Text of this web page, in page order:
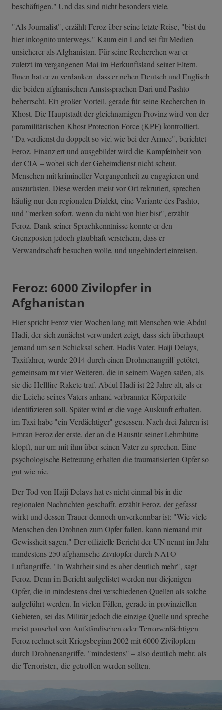
beschäftigen." Und das sind nicht besonders viele.
"Als Journalist", erzählt Feroz über seine letzte Reise, "bist du
hier inkognito unterwegs." Kaum ein Land sei für Medien
unsicherer als Afghanistan. Für seine Recherchen war er
zuletzt im vergangenen Mai im Herkunftsland seiner Eltern.
Ihnen hat er zu verdanken, dass er neben Deutsch und Englisch
die beiden afghanischen Amstssprachen Dari und Pashto
beherrscht. Ein großer Vorteil, gerade für seine Recherchen in
Khost. Die Hauptstadt der gleichnamigen Provinz wird von der
paramilitärischen Khost Protection Force (KPF) kontrolliert.
"Da verdienst du doppelt so viel wie bei der Armee", berichtet
Feroz. Finanziert und ausgebildet wird die Kampfeinheit von
der CIA – wobei sich der Geheimdienst nicht scheut,
Menschen mit krimineller Vergangenheit zu engagieren und
auszurüsten. Diese werden meist vor Ort rekrutiert, sprechen
häufig nur den regionalen Dialekt, eine Variante des Pashto,
und "merken sofort, wenn du nicht von hier bist", erzählt
Feroz. Dank seiner Sprachkenntnisse konnte er den
Grenzposten jedoch glaubhaft versichern, dass er
Verwandtschaft besuchen wolle, und ungehindert einreisen.
Feroz: 6000 Zivilopfer in
Afghanistan
Hier spricht Feroz vier Wochen lang mit Menschen wie Abdul
Hadi, der sich zunächst verwundert zeigt, dass sich überhaupt
jemand um sein Schicksal schert. Hadis Vater, Haiji Delays,
Taxifahrer, wurde 2014 durch einen Drohnenangriff getötet,
gemeinsam mit vier Weiteren, die in seinem Wagen saßen, als
sie die Hellfire-Rakete traf. Abdul Hadi ist 22 Jahre alt, als er
die Leiche seines Vaters anhand verbrannter Körperteile
identifizieren soll. Später wird er die vage Auskunft erhalten,
im Taxi habe "ein Verdächtiger" gesessen. Nach drei Jahren ist
Emran Feroz der erste, der an die Haustür seiner Lehmhütte
klopft, nur um mit ihm über seinen Vater zu sprechen. Eine
psychologische Betreuung erhalten die traumatisierten Opfer so
gut wie nie.
Der Tod von Haiji Delays hat es nicht einmal bis in die
regionalen Nachrichten geschafft, erzählt Feroz, der gefasst
wirkt und dessen Trauer dennoch unverkennbar ist: "Wie viele
Menschen den Drohnen zum Opfer fallen, kann niemand mit
Gewissheit sagen." Der offizielle Bericht der UN nennt im Jahr
mindestens 250 afghanische Zivilopfer durch NATO-
Luftangriffe. "In Wahrheit sind es aber deutlich mehr", sagt
Feroz. Denn im Bericht aufgelistet werden nur diejenigen
Opfer, die in mindestens drei verschiedenen Quellen als solche
aufgeführt werden. In vielen Fällen, gerade in provinziellen
Gebieten, sei das Militär jedoch die einzige Quelle und spreche
meist pauschal von Aufständischen oder Terrorverdächtigen.
Feroz rechnet seit Kriegsbeginn 2002 mit 6000 Zivilopfern
durch Drohnenangriffe, "mindestens" – also deutlich mehr, als
die Terroristen, die getroffen werden sollten.